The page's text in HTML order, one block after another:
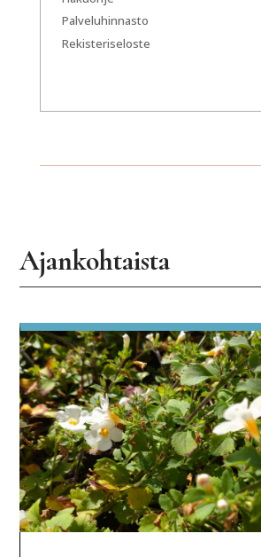
Palveluhinnasto
Rekisteriseloste
Ajankohtaista